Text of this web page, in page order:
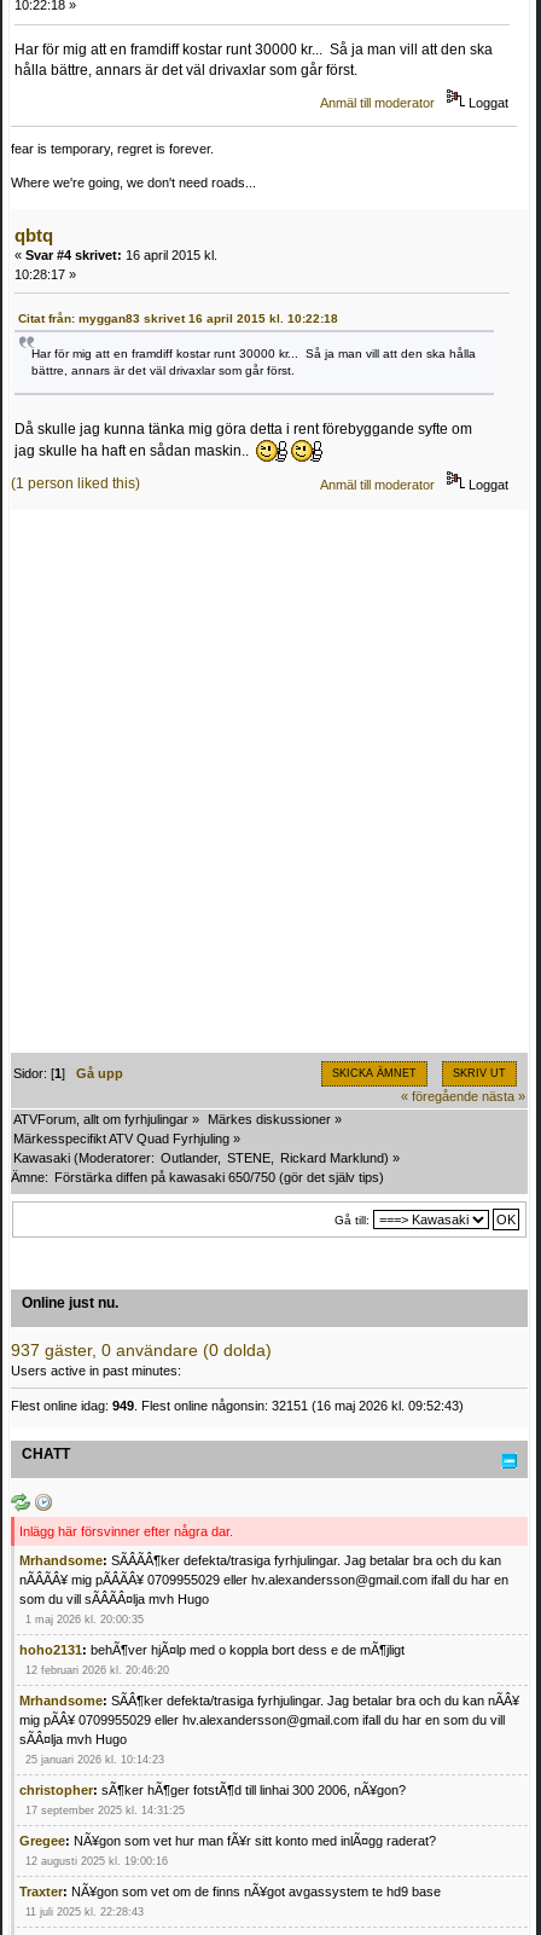
10:22:18 »
Har för mig att en framdiff kostar runt 30000 kr... Så ja man vill att den ska
hålla bättre, annars är det väl drivaxlar som går först.
Anmäl till moderator Loggat
fear is temporary, regret is forever.
Where we're going, we don't need roads...
qbtq
« Svar #4 skrivet: 16 april 2015 kl.
10:28:17 »
Citat från: myggan83 skrivet 16 april 2015 kl. 10:22:18
Har för mig att en framdiff kostar runt 30000 kr... Så ja man vill att den ska hålla
bättre, annars är det väl drivaxlar som går först.
Då skulle jag kunna tänka mig göra detta i rent förebyggande syfte om
jag skulle ha haft en sådan maskin..
Anmäl till moderator Loggat
(1 person liked this)
SKICKA ÄMNET SKRIV UT
Sidor: [1]Gå upp
« föregående nästa »
ATVForum, allt om fyrhjulingar » Märkes diskussioner »
Märkesspecifikt ATV Quad Fyrhjuling »
Kawasaki (Moderatorer: Outlander, STENE Rickard Marklund) »
Ämne: Förstärka diffen på kawasaki 650/750 (gör det själv tips)
Gå till:
Online just nu.
937 gäster, 0 användare (0 dolda)
Users active in past minutes:
Flest online idag: 949. Flest online någonsin: 32151 (16 maj 2026 kl. 09:52:43)
CHATT
Inlägg här försvinner efter några dar.
Mrhandsome: SÃÂÃÂ¶ker defekta/trasiga fyrhjulingar. Jag betalar bra och du kan
nÃÂÃÂ¥ mig pÃÂÃÂ¥ 0709955029 eller hv.alexandersson@gmail.com ifall du har en
som du vill sÃÂÃÂ¤lja mvh Hugo
1 maj 2026 kl. 20:00:35
hoho2131: behÃ¶ver hjÃ¤lp med o koppla bort dess e de mÃ¶jligt
12 februari 2026 kl. 20:46:20
Mrhandsome: SÃÂ¶ker defekta/trasiga fyrhjulingar. Jag betalar bra och du kan nÃÂ¥
mig pÃÂ¥ 0709955029 eller hv.alexandersson@gmail.com ifall du har en som du vill
sÃÂ¤lja mvh Hugo
25 januari 2026 kl. 10:14:23
christopher: sÃ¶ker hÃ¶ger fotstÃ¶d till linhai 300 2006, nÃ¥gon?
17 september 2025 kl. 14:31:25
Gregee: NÃ¥gon som vet hur man fÃ¥r sitt konto med inlÃ¤gg raderat?
12 augusti 2025 kl. 19:00:16
Traxter: NÃ¥gon som vet om de finns nÃ¥got avgassystem te hd9 base
11 juli 2025 kl. 22:28:43